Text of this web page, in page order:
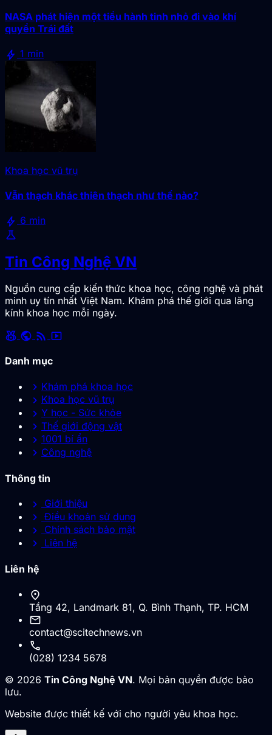
NASA phát hiện một tiểu hành tinh nhỏ đi vào khí
quyển Trái đất
bolt 1 min
Khoa học vũ trụ
Vẫn thạch khác thiên thạch như thế nào?
bolt 6 min
science
Tin Công Nghệ VN
Nguồn cung cấp kiến thức khoa học, công nghệ và phát
minh uy tín nhất Việt Nam. Khám phá thế giới qua lăng
kính khoa học mỗi ngày.
social_leaderboard public rss_feed smart_display
Danh mục
chevron_right Khám phá khoa học
chevron_right Khoa học vũ trụ
chevron_right Y học - Sức khỏe
chevron_right Thế giới động vật
chevron_right 1001 bí ẩn
chevron_right Công nghệ
Thông tin
chevron_right Giới thiệu
chevron_right Điều khoản sử dụng
chevron_right Chính sách bảo mật
chevron_right Liên hệ
Liên hệ
location_on
Tầng 42, Landmark 81, Q. Bình Thạnh, TP. HCM
mail
contact@scitechnews.vn
call
(028) 1234 5678
© 2026 Tin Công Nghệ VN. Mọi bản quyền được bảo
lưu.
Website được thiết kế với cho người yêu khoa học.